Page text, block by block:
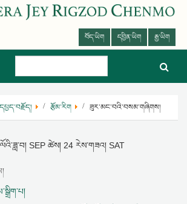
བོད་ཡིག དབྱིན་ཡིག རྒྱ་ཡིག
དཔྱད་བརྗོད། རྩོམ་རིག ཟུར་མང་བའི་བསམ་གཞིགས།
SEP ཚེས། 24 རེས་གཟའ། SAT